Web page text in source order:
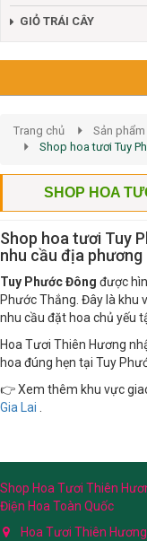
GIỎ TRÁI CÂY
Trang chủ
Sản phẩm
Shop hoa tươi Tuy
SHOP HOA
Shop hoa tươi Tuy
nhu cầu địa phương
Tuy Phước Đông được
Phước Thắng. Đây là khu
nhu cầu đặt hoa chủ yếu
Hoa Tươi Thiên Hương
hoa đúng hẹn tại Tuy
👉 Xem thêm khu vực
Gia Lai
Shop Hoa Tươi Thiên
Điện Hoa Toàn Quốc
Hoa Tươi Thiên Hương